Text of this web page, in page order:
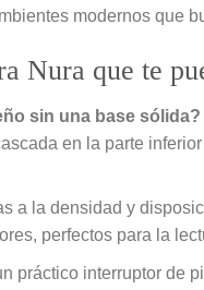
modernos que
Nura que te
sin una base sólida?
en la parte
a la densidad y
perfectos para la
práctico interruptor de